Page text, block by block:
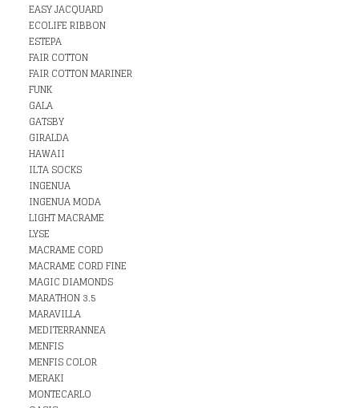
EASY JACQUARD
ECOLIFE RIBBON
ESTEPA
FAIR COTTON
FAIR COTTON MARINER
FUNK
GALA
GATSBY
GIRALDA
HAWAII
ILTA SOCKS
INGENUA
INGENUA MODA
LIGHT MACRAME
LYSE
MACRAME CORD
MACRAME CORD FINE
MAGIC DIAMONDS
MARATHON 3.5
MARAVILLA
MEDITERRANNEA
MENFIS
MENFIS COLOR
MERAKI
MONTECARLO